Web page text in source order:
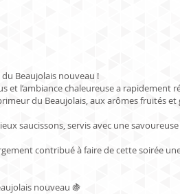
Beaujolais nouveau !
et l’ambiance chaleureuse a rapidement
du Beaujolais, aux arômes fruités
saucissons, servis avec une
contribué à faire de cette soirée
nouveau 🍇